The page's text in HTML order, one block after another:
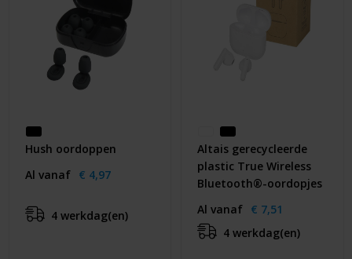
Hush oordoppen
Al vanaf € 4,97
4 werkdag(en)
Altais gerecycleerde
plastic True Wireless
Bluetooth®-oordopjes
Al vanaf € 7,51
4 werkdag(en)